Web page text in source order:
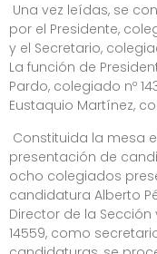
Una vez leídas, se
por el Presidente,
y el Secretario,
La función de
Pardo, colegiado nº
Eustaquio Martínez,
Constituida la mesa
presentación de
ocho colegiados
candidatura Alberto
Director de la
14559, como